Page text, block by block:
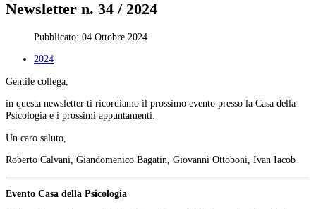
Newsletter n. 34 / 2024
Pubblicato: 04 Ottobre 2024
2024
Gentile collega,
in questa newsletter ti ricordiamo il prossimo evento presso la Casa della
Psicologia e i prossimi appuntamenti.
Un caro saluto,
Roberto Calvani, Giandomenico Bagatin, Giovanni Ottoboni, Ivan Iacob
Evento Casa della Psicologia